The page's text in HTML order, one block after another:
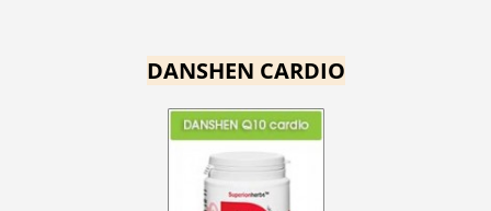
DANSHEN CARDIO